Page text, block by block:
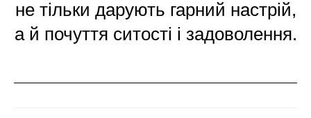
не тільки дарують гарний настрій,
а й почуття ситості і задоволення.